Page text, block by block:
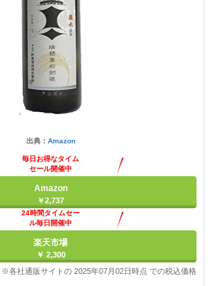
出典： Amazon
毎日お得なタイム
セール開催中
Amazon
￥2,737
24時間タイムセー
ル毎日開催中
楽天市場
￥ 2,300
※各社通販サイトの 2025年07月02日時点 での税込価格